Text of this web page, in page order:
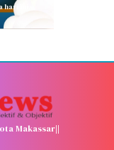
ini.
Makassar||